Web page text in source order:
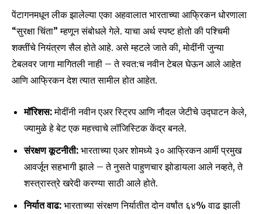
पेंटागनमधून लीक झालेल्या एका अहवालात भारताच्या आफ्रिकन धोरणाला
“सुरक्षा चिंता” म्हणून संबोधले गेले. याचा अर्थ स्पष्ट होतो की पश्चिमी
शक्तींचे नियंत्रण सैल होते आहे. असे म्हटले जाते की, मोदींनी जुन्या
टेबलवर जागा मागितली नाही – ते स्वत:च नवीन टेबल घेऊन आले आहेत
आणि आफ्रिकन देश त्यात सामील होत आहेत.
मॉरिशस:मोदींनी नवीन एअर स्ट्रिप आणि नौदल जेटीचे उद्घाटन केले,
ज्यामुळे हे बेट एक महत्त्वाचे लॉजिस्टिक केंद्र बनले.
संरक्षण कूटनीती: भारताच्या एअर शोमध्ये ३० आफ्रिकन आर्मी प्रमुख
आवर्जून सहभागी झाले – ते नुसते पाहुणचार झोडायला आले नव्हते, ते
शस्त्रास्त्रे खरेदी करण्या साठी आले होते.
निर्यात वाढ: भारताच्या संरक्षण निर्यातीत दोन वर्षांत ६४% वाढ झाली